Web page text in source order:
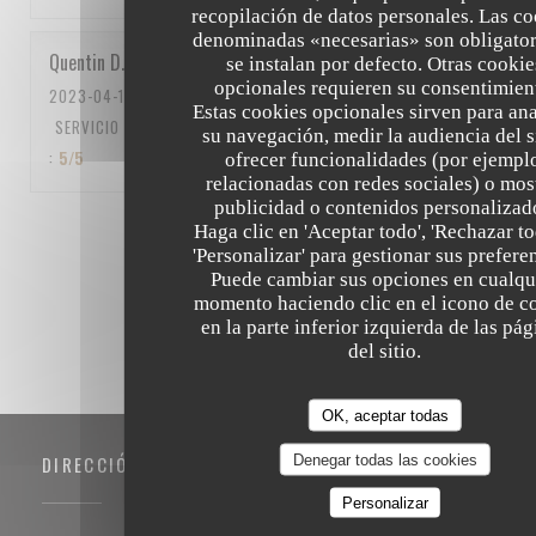
recopilación de datos personales. Las
denominadas «necesarias» son
se instalan por defecto. Otras
opcionales requieren su
Estas cookies opcionales sirven para
su navegación, medir la audiencia del
ofrecer funcionalidades (por
relacionadas con redes sociales) o
publicidad o contenidos
Haga clic en 'Aceptar todo', 'Rechazar
'Personalizar' para gestionar sus
Puede cambiar sus opciones en
momento haciendo clic en el icono de
en la parte inferior izquierda de las
del sitio.
OK, aceptar todas
Denegar todas las cookies
Personalizar
Quentin D
2023-04-15
- 12:15 - INVITADOS 5
SERVICIO
AMBIENTE: 5/5 MENÚ: 5/5 CALIDAD / PRECIO
: 5/5
1 2 3
DIRECCIÓN